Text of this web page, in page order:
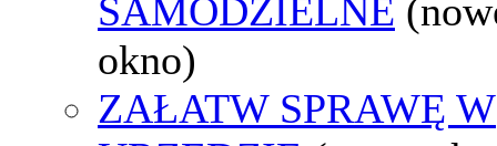
SAMODZIELNE
okno)
ZAŁATW SPRAWĘ W